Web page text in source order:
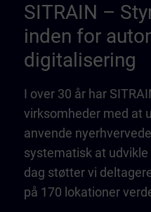
SITRAIN –
inden for
digitalisering
I over 30 år har
virksomheder med at
anvende
systematisk at
dag støtter vi
på 170 lokationer